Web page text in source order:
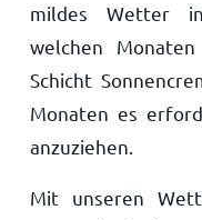
mildes Wetter
welchen
Schicht
Monaten es
anzuziehen.
Mit unseren